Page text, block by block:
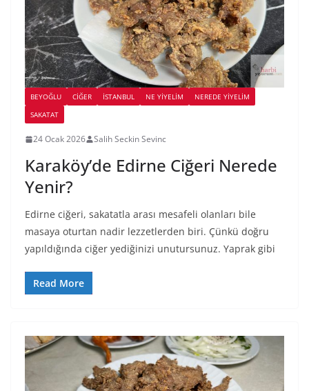
BEYOĞLU CIĞER İSTANBUL NE YİYELİM
NEREDE YİYELİM
SAKATAT
24 Ocak 2026 Salih Seckin Sevinc
Karaköy’de Edirne Ciğeri Nerede
Yenir?
Edirne ciğeri, sakatatla arası mesafeli olanları bile
masaya oturtan nadir lezzetlerden biri. Çünkü doğru
yapıldığında ciğer yediğinizi unutursunuz. Yaprak gibi
Read More